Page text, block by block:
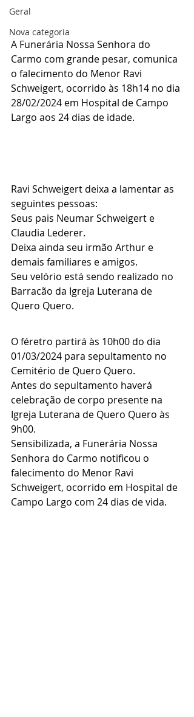
Geral
Nova categoria
A Funerária Nossa Senhora do
Carmo com grande pesar, comunica
o falecimento do Menor Ravi
Schweigert, ocorrido às 18h14 no dia
28/02/2024 em Hospital de Campo
Largo aos 24 dias de idade.
Ravi Schweigert deixa a lamentar as
seguintes pessoas:
Seus pais Neumar Schweigert e
Claudia Lederer.
Deixa ainda seu irmão Arthur e
demais familiares e amigos.
Seu velório está sendo realizado no
Barracão da Igreja Luterana de
Quero Quero.
O féretro partirá às 10h00 do dia
01/03/2024 para sepultamento no
Cemitério de Quero Quero.
Antes do sepultamento haverá
celebração de corpo presente na
Igreja Luterana de Quero Quero às
9h00.
Sensibilizada, a Funerária Nossa
Senhora do Carmo notificou o
falecimento do Menor Ravi
Schweigert, ocorrido em Hospital de
Campo Largo com 24 dias de vida.